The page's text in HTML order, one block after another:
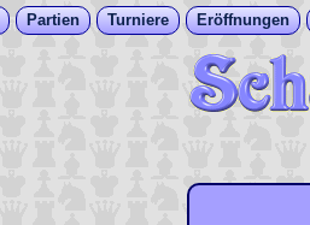
Partien Turniere Eröffnungen